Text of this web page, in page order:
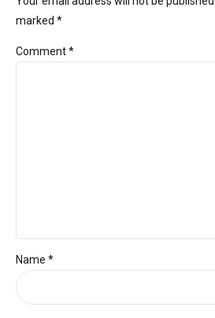
marked *
Comment*
Name *